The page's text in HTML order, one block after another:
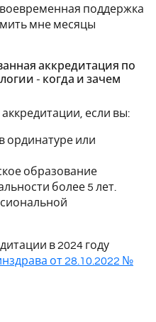
поддержка
мне месяцы
аккредитация по
- когда и зачем
если вы:
ординатуре или
образование
более 5 лет.
в 2024 году
от 28.10.2022 №